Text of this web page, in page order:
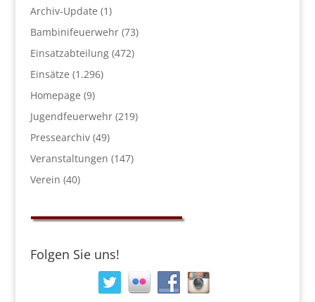
Archiv-Update (1)
Bambinifeuerwehr(73)
Einsatzabteilung(472)
Einsätze (1.296)
Homepage (9)
Jugendfeuerwehr(219)
Pressearchiv(49)
Veranstaltungen (147)
Verein (40)
Folgen Sie uns!